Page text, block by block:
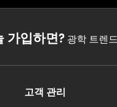
가입하면?광학 트렌
고객 관리